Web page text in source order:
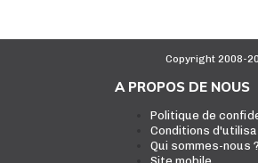
Copyright 2008-
A PROPOS DE NOUS
Politique de
Conditions
Qui sommes-nous ?